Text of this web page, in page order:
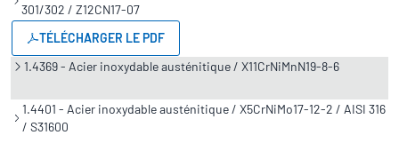
301/302 / Z12CN17-07
TÉLÉCHARGER LE PDF
1.4369 - Acier inoxydable austénitique / X11CrNiMnN19-8-6
1.4401 - Acier inoxydable austénitique / X5CrNiMo17-12-2 / AISI 316
/ S31600